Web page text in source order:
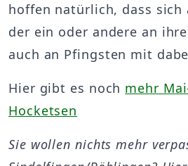
hoffen natürlich, dass sich
der ein oder andere an
auch an Pfingsten mit
Hier gibt es noch mehr
Hocketsen
Sie wollen nichts mehr